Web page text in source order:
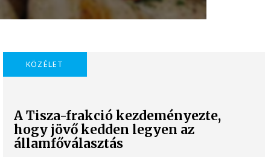
KÖZÉLET
A Tisza-frakció kezdeményezte,
hogy jövő kedden legyen az
államfőválasztás